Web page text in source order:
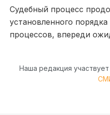
Судебный процесс
установленного
процессов, впереди
Наша редакция